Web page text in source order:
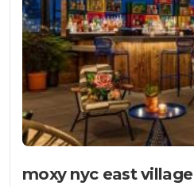
moxy nyc east village